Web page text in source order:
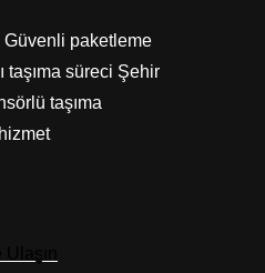
paketleme
taşıma süreci Şehir
taşıma